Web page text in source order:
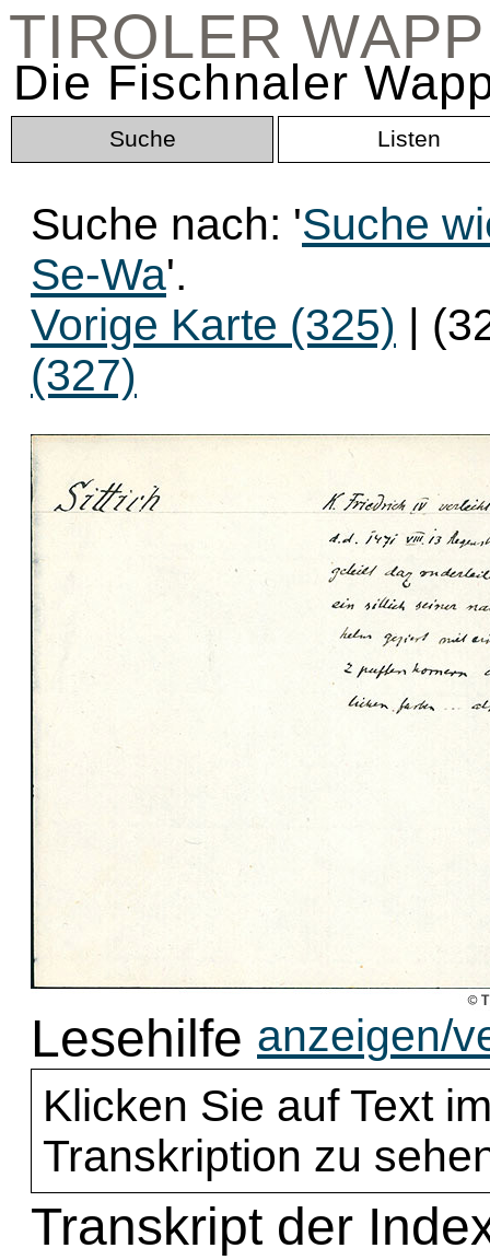
TIROLER
Die Fischnaler
Suche Listen
Suche nach: 'Suche
Se-Wa'.
Vorige Karte (325) |
(327)
Lesehilfe anzeigen/
Klicken Sie auf Text
Transkription zu
Transkript der